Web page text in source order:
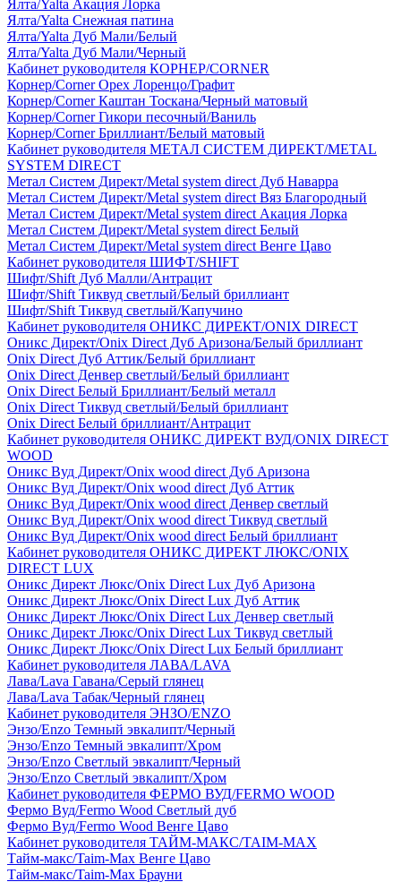
Ялта/Yalta Акация Лорка
Ялта/Yalta Снежная патина
Ялта/Yalta Дуб Мали/Белый
Ялта/Yalta Дуб Мали/Черный
Кабинет руководителя КОРНЕР/CORNER
Корнер/Corner Орех Лоренцо/Графит
Корнер/Corner Каштан Тоскана/Черный матовый
Корнер/Corner Гикори песочный/Ваниль
Корнер/Corner Бриллиант/Белый матовый
Кабинет руководителя МЕТАЛ СИСТЕМ ДИРЕКТ/METAL
SYSTEM DIRECT
Метал Систем Директ/Metal system direct Дуб Наварра
Метал Систем Директ/Metal system direct Вяз Благородный
Метал Систем Директ/Metal system direct Акация Лорка
Метал Систем Директ/Metal system direct Белый
Метал Систем Директ/Metal system direct Венге Цаво
Кабинет руководителя ШИФТ/SHIFT
Шифт/Shift Дуб Малли/Антрацит
Шифт/Shift Тиквуд светлый/Белый бриллиант
Шифт/Shift Тиквуд светлый/Капучино
Кабинет руководителя ОНИКС ДИРЕКТ/ONIX DIRECT
Оникс Директ/Onix Direct Дуб Аризона/Белый бриллиант
Onix Direct Дуб Аттик/Белый бриллиант
Onix Direct Денвер светлый/Белый бриллиант
Onix Direct Белый Бриллиант/Белый металл
Onix Direct Тиквуд светлый/Белый бриллиант
Onix Direct Белый бриллиант/Антрацит
Кабинет руководителя ОНИКС ДИРЕКТ ВУД/ONIX DIRECT
WOOD
Оникс Вуд Директ/Onix wood direct Дуб Аризона
Оникс Вуд Директ/Onix wood direct Дуб Аттик
Оникс Вуд Директ/Onix wood direct Денвер светлый
Оникс Вуд Директ/Onix wood direct Тиквуд светлый
Оникс Вуд Директ/Onix wood direct Белый бриллиант
Кабинет руководителя ОНИКС ДИРЕКТ ЛЮКС/ONIX
DIRECT LUX
Оникс Директ Люкс/Onix Direct Lux Дуб Аризона
Оникс Директ Люкс/Onix Direct Lux Дуб Аттик
Оникс Директ Люкс/Onix Direct Lux Денвер светлый
Оникс Директ Люкс/Onix Direct Lux Тиквуд светлый
Оникс Директ Люкс/Onix Direct Lux Белый бриллиант
Кабинет руководителя ЛАВА/LAVA
Лава/Lava Гавана/Серый глянец
Лава/Lava Табак/Черный глянец
Кабинет руководителя ЭНЗО/ENZO
Энзо/Enzo Темный эвкалипт/Черный
Энзо/Enzo Темный эвкалипт/Хром
Энзо/Enzo Светлый эвкалипт/Черный
Энзо/Enzo Светлый эвкалипт/Хром
Кабинет руководителя ФЕРМО ВУД/FERMO WOOD
Фермо Вуд/Fermo Wood Светлый дуб
Фермо Вуд/Fermo Wood Венге Цаво
Кабинет руководителя ТАЙМ-МАКС/TAIM-MAX
Тайм-макс/Taim-Max Венге Цаво
Тайм-макс/Taim-Max Брауни